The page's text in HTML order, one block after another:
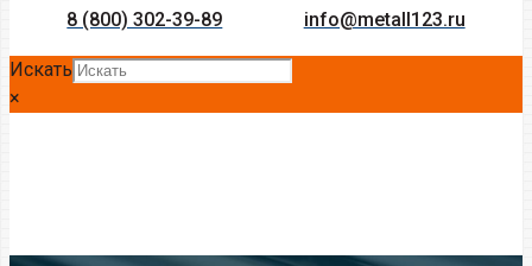
8 (800) 302-39-89 info@metall123.ru
Искать
×